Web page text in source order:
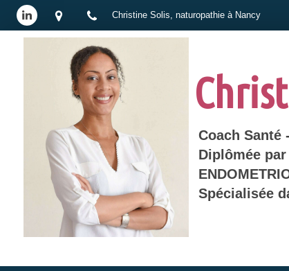
Christine Solis, naturopathie à Nancy
Coach Santé
Diplômée
Spécialisée